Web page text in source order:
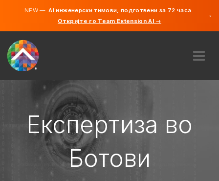
NEW —AI инженерски тимови, подготвени за 72 часа.
Откријте го Team Extension AI →
×
КАКО ФУНКЦИОНИРА?
КАРИЕРИ
АНГАЖИРАЈ
СЕВЕРНА МАКЕДОНИЈА
Експертиза во
Ботови